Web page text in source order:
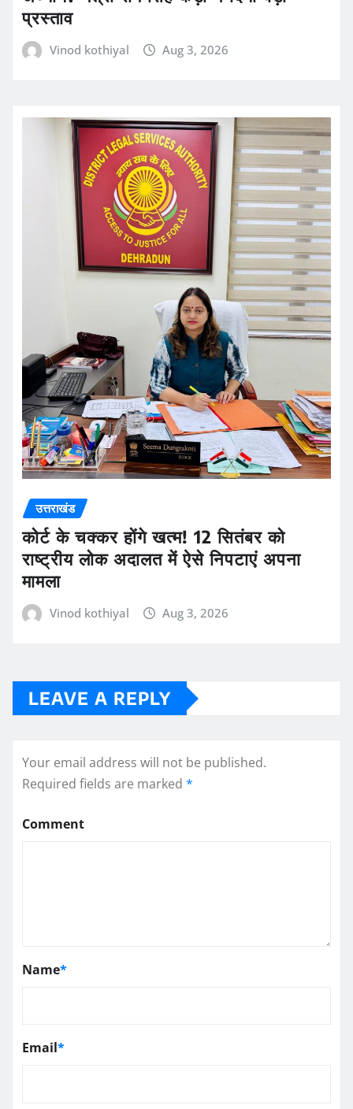
प्रस्ताव
Vinod kothiyal Aug 3, 2026
उत्तराखंड
कोर्ट के चक्कर होंगे खत्म! 12 सितंबर को
राष्ट्रीय लोक अदालत में ऐसे निपटाएं अपना
मामला
Vinod kothiyal Aug 3, 2026
LEAVE A REPLY
Your email address will not be published.
Required fields are marked *
Comment
Name*
Email*